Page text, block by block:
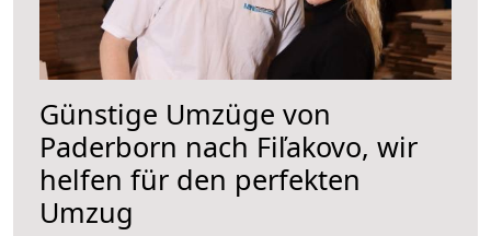
Günstige Umzüge von
Paderborn nach Fiľakovo, wir
helfen für den perfekten
Umzug